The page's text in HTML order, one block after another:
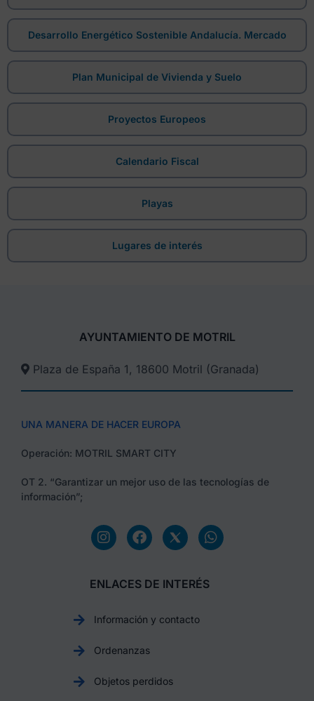
Desarrollo Energético Sostenible Andalucía. Mercado
Plan Municipal de Vivienda y Suelo
Proyectos Europeos
Calendario Fiscal
Playas
Lugares de interés
AYUNTAMIENTO DE MOTRIL
Plaza de España 1, 18600 Motril (Granada)​
UNA MANERA DE HACER EUROPA
Operación: MOTRIL SMART CITY
OT 2. “Garantizar un mejor uso de las tecnologías de
información”;
ENLACES DE INTERÉS
Información y contacto
Ordenanzas
Objetos perdidos